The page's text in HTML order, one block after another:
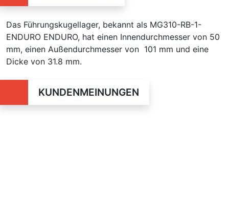
Das Führungskugellager, bekannt als MG310-RB-1-
ENDURO ENDURO, hat einen Innendurchmesser von 50
mm, einen Außendurchmesser von 101 mm und eine
Dicke von 31.8 mm.
KUNDENMEINUNGEN